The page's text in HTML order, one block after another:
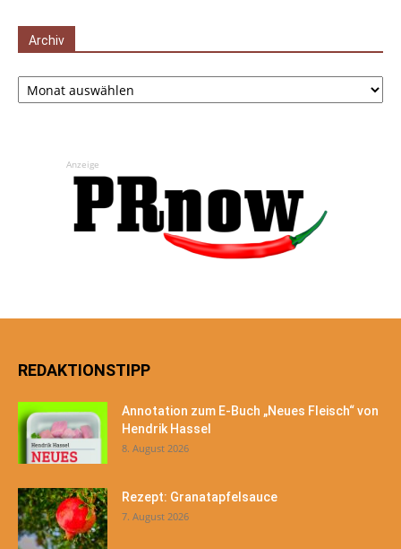
Archiv
Archiv
Anzeige
REDAKTIONSTIPP
Annotation zum E-Buch „Neues Fleisch“ von
Hendrik Hassel
8. August 2026
Rezept: Granatapfelsauce
7. August 2026